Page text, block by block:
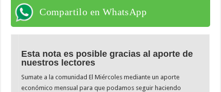
Compartilo en WhatsApp
Esta nota es posible gracias al aporte de
nuestros lectores
Sumate a la comunidad El Miércoles mediante un aporte
económico mensual para que podamos seguir haciendo